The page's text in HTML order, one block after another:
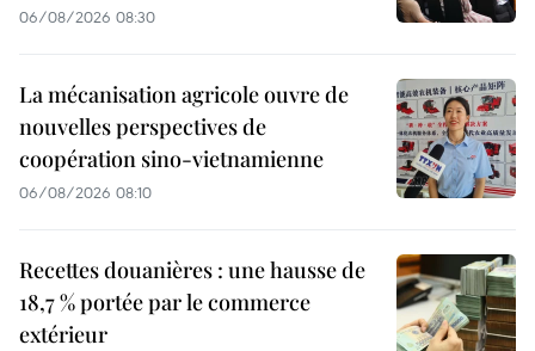
06/08/2026 08:30
La mécanisation agricole ouvre de
nouvelles perspectives de
coopération sino-vietnamienne
06/08/2026 08:10
Recettes douanières : une hausse de
18,7 % portée par le commerce
extérieur